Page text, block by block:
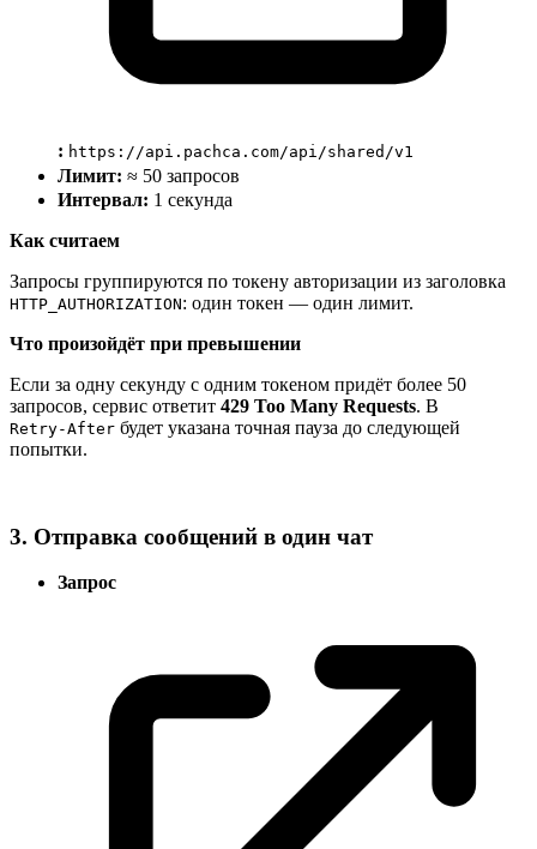
: https://api.pachca.com/api/shared/v1
Лимит: ≈ 50 запросов
Интервал: 1 секунда
Как считаем
Запросы группируются по токену авторизации из заголовка
HTTP_AUTHORIZATION: один токен — один лимит.
Что произойдёт при превышении
Если за одну секунду с одним токеном придёт более 50
запросов, сервис ответит 429 Too Many Requests. В
Retry‑After будет указана точная пауза до следующей
попытки.
3. Отправка сообщений в один чат
Запрос